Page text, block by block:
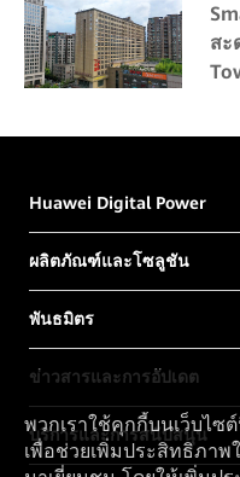
สะ
Huawei Digital Power
ผลิตภัณฑ์และโซลูชัน
พันธมิตร
ข่าวสารและการอัปเดต
บริการและการสนับสนุน
พวกเราใช้คุกกี้บนเว็บไ
เพื่อช่วยเพิ่มประสิทธิภาพ